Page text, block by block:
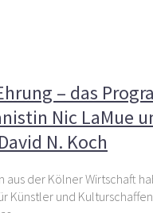
– das
Nic LaMue
N. Koch
aus der Kölner Wirtschaft
Künstler und